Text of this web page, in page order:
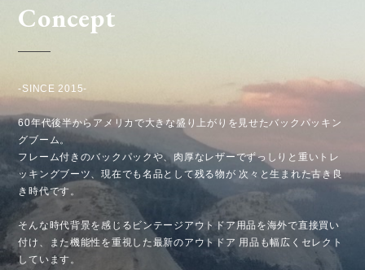
Concept
-SINCE 2015-
60年代後半からアメリカで大きな盛り上がりを見せたバックパッキン
グブーム。
フレーム付きのバックパックや、肉厚なレザーでずっしりと重いトレ
ッキングブーツ、現在でも名品として残る物が 次々と生まれた古き良
き時代です。
そんな時代背景を感じるビンテージアウトドア用品を海外で直接買い
付け、また機能性を重視した最新のアウトドア 用品も幅広くセレクト
しています。